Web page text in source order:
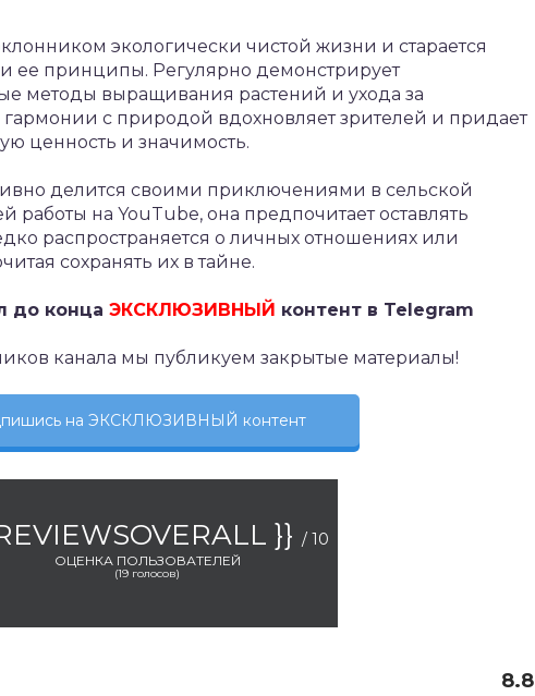
экологически чистой жизни и старается
ее принципы. Регулярно демонстрирует
методы выращивания растений и ухода за
с природой вдохновляет зрителей и придает
ценность и значимость.
делится своими приключениями в сельской
работы на YouTube, она предпочитает оставлять
распространяется о личных отношениях или
сохранять их в тайне.
до концаЭКСКЛЮЗИВНЫЙ контент в Telegram
канала мы публикуем закрытые материалы!
на ЭКСКЛЮЗИВНЫЙ контент
}} / 10
ОЦЕНКА ПОЛЬЗОВАТЕЛЕЙ
(19 голосов)
8.8